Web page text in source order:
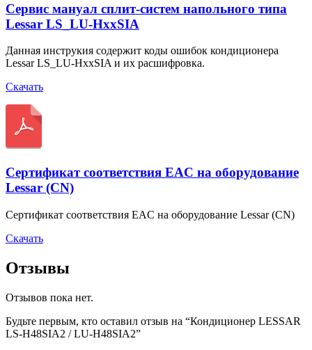
Сервис мануал сплит-систем напольного типа
Lessar LS_LU-HxxSIA
Данная инструкия содержит коды ошибок кондиционера
Lessar LS_LU-HxxSIA и их расшифровка.
Скачать
Сертификат соответствия EAC на оборудование
Lessar (CN)
Сертификат соответствия EAC на оборудование Lessar (CN)
Скачать
Отзывы
Отзывов пока нет.
Будьте первым, кто оставил отзыв на “Кондиционер LESSAR
LS-H48SIA2 / LU-H48SIA2”